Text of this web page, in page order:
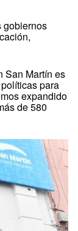
gobiernos
San Martín es
para
expandido
de 580